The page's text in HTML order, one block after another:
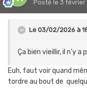
Posté le 3 février
Le 03/02/2026 à
Ça bien vieillir, il n'y a
Euh, faut voir quand
tordre au bout de